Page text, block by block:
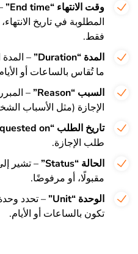
وقت الانتهاء “End time”
المطلوبة في تاريخ
فقط.
المدة “Duration”
– المدة
ما تُقاس بالساعات أو
السبب “Reason”
–
الإجازة (مثل الأسباب
تاريخ الطلب “Requested on”
طلب الإجازة.
الحالة “Status”
– تشير
مقبولًا، أو مرفوضًا.
الوحدة “Unit”
– تحدد
تكون بالساعات أو الأيام.